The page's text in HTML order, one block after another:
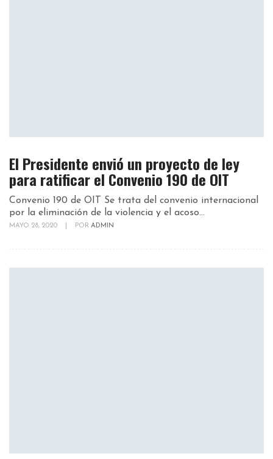
El Presidente envió un proyecto de ley
para ratificar el Convenio 190 de OIT
Convenio 190 de OIT Se trata del convenio internacional
por la eliminación de la violencia y el acoso...
MAYO 28, 2020 POR ADMIN